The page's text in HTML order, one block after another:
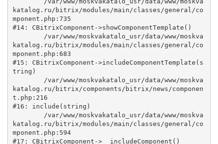
katalog.ru/bitrix/modules/main/classes/general/co
mponent.php:735
#14: CBitrixComponent->showComponentTemplate()
katalog.ru/bitrix/modules/main/classes/general/co
mponent.php:683
#15: CBitrixComponent->includeComponentTemplate(s
tring)
katalog.ru/bitrix/components/bitrix/news/componen
t.php:216
#16: include(string)
katalog.ru/bitrix/modules/main/classes/general/co
mponent.php:594
#17: CBitrixComponent->__includeComponent()